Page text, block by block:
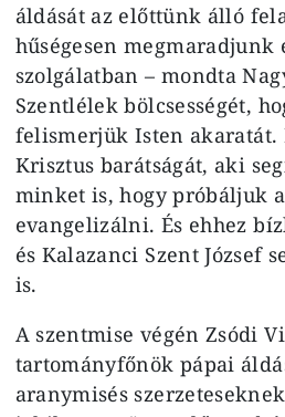
áldását az előttünk álló
hűségesen megmaradjunk
szolgálatban – mondta
Szentlélek bölcsességét,
felismerjük Isten akaratát.
Krisztus barátságát, aki
minket is, hogy próbáljuk
evangelizálni. És ehhez
és Kalazanci Szent József
is.
A szentmise végén Zsódi
tartományfőnök pápai
aranymisés